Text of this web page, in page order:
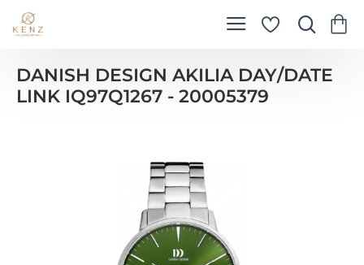
DANISH DESIGN AKILIA DAY/DATE
LINK IQ97Q1267 - 20005379